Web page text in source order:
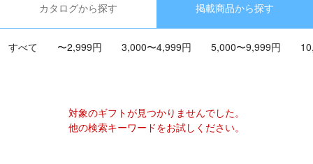
カタログから探す 掲載商品から探す
すべて 〜2,999円 3,000〜4,999円 5,000〜9,999円
対象のギフトが見つかりませんでした。
他の検索キーワードをお試しください。